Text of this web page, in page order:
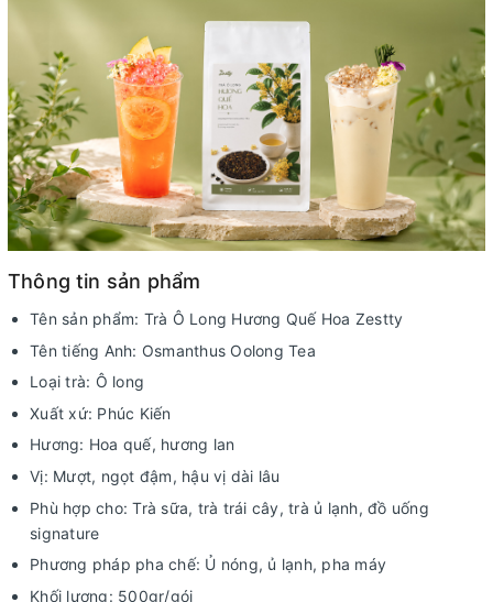
Thông tin sản phẩm
Tên sản phẩm: Trà Ô Long Hương Quế Hoa Zestty
Tên tiếng Anh: Osmanthus Oolong Tea
Loại trà: Ô long
Xuất xứ: Phúc Kiến
Hương: Hoa quế, hương lan
Vị: Mượt, ngọt đậm, hậu vị dài lâu
Phù hợp cho: Trà sữa, trà trái cây, trà ủ lạnh, đồ uống
signature
Phương pháp pha chế: Ủ nóng, ủ lạnh, pha máy
Khối lượng: 500gr/gói